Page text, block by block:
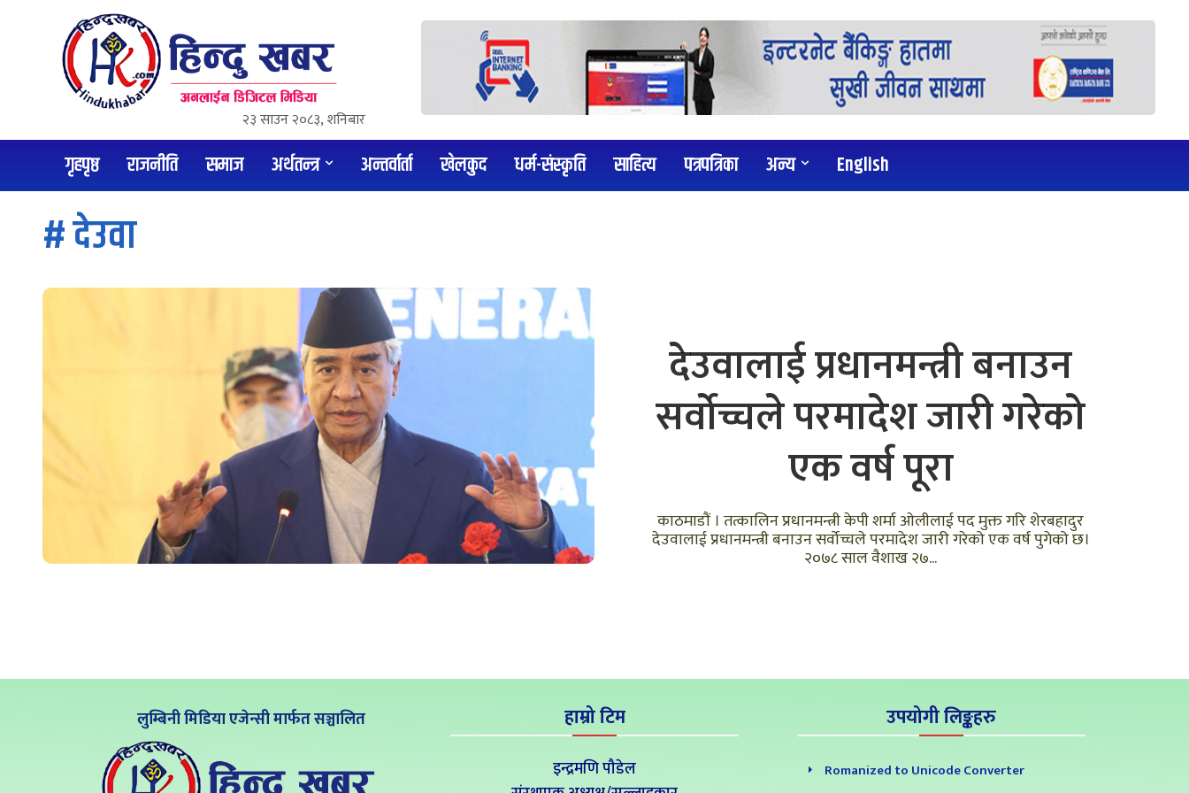
२३ साउन २०८३, शनिबार
गृहपृष्ठ राजनीति समाज अर्थतन्त्र अन्तर्वार्ता खेलकुद धर्म-संस्कृति साहित्य पत्रपत्रिका अन्य English
#देउवा
देउवालाई प्रधानमन्त्री बनाउन
सर्वोच्चले परमादेश जारी गरेको
एक वर्ष पूरा
काठमाडौं । तत्कालिन प्रधानमन्त्री केपी शर्मा ओलीलाई पद मुक्त गरि शेरबहादुर
देउवालाई प्रधानमन्त्री बनाउन सर्वोच्चले परमादेश जारी गरेको एक वर्ष पुगेको छ।
२०७८ साल वैशाख २७...
लुम्बिनी मिडिया एजेन्सी मार्फत सञ्चालित हाम्रो टिम
इन्द्रमणि पौडेल
उपयोगी लिङ्कहरु
Romanized to Unicode Converter